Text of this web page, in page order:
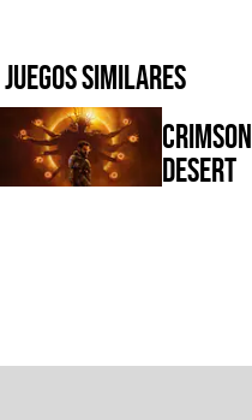
Juegos similares
Crimson
Desert